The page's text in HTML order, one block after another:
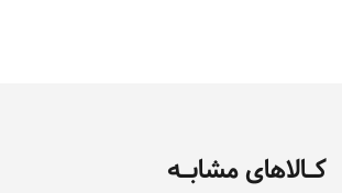
کـالاهای مشابـه